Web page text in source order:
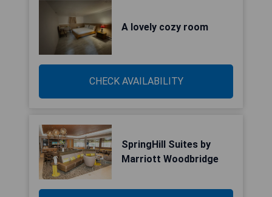
A lovely cozy room
CHECK AVAILABILITY
SpringHill Suites by
Marriott Woodbridge